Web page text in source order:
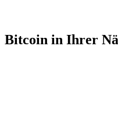
Bitcoin in Ihrer